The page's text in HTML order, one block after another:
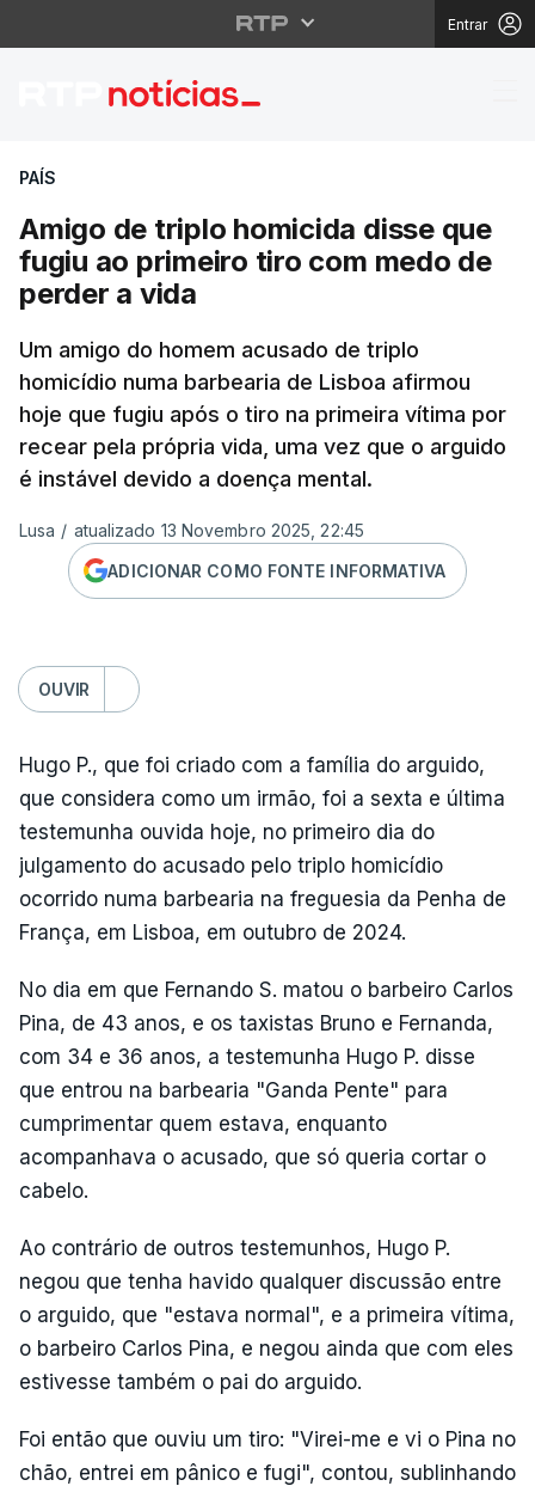
Entrar
Amigo de triplo
PAÍS
Amigo de triplo homicida disse que
fugiu ao primeiro tiro com medo de
perder a vida
Um amigo do homem acusado de triplo
homicídio numa barbearia de Lisboa afirmou
hoje que fugiu após o tiro na primeira vítima por
recear pela própria vida, uma vez que o arguido
é instável devido a doença mental.
Lusa / atualizado 13 Novembro 2025, 22:45
ADICIONAR COMO FONTE INFORMATIVA
OUVIR
Hugo P., que foi criado com a família do arguido,
que considera como um irmão, foi a sexta e última
testemunha ouvida hoje, no primeiro dia do
julgamento do acusado pelo triplo homicídio
ocorrido numa barbearia na freguesia da Penha de
França, em Lisboa, em outubro de 2024.
No dia em que Fernando S. matou o barbeiro Carlos
Pina, de 43 anos, e os taxistas Bruno e Fernanda,
com 34 e 36 anos, a testemunha Hugo P. disse
que entrou na barbearia "Ganda Pente" para
cumprimentar quem estava, enquanto
acompanhava o acusado, que só queria cortar o
cabelo.
Ao contrário de outros testemunhos, Hugo P.
negou que tenha havido qualquer discussão entre
o arguido, que "estava normal", e a primeira vítima,
o barbeiro Carlos Pina, e negou ainda que com eles
estivesse também o pai do arguido.
Foi então que ouviu um tiro: "Virei-me e vi o Pina no
chão, entrei em pânico e fugi", contou, sublinhando